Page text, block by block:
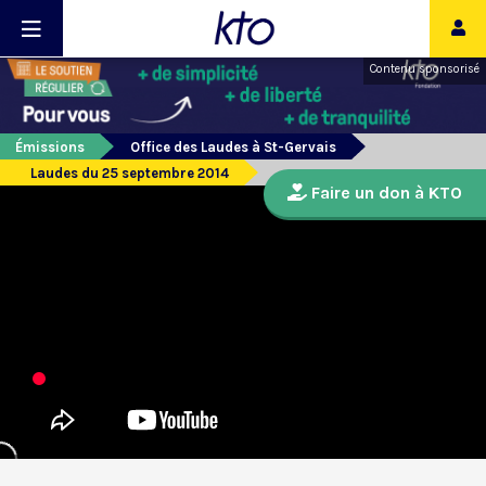
Contenu sponsorisé
Émissions
Office des Laudes à St-Gervais
Laudes du 25 septembre 2014
Faire un don à KTO